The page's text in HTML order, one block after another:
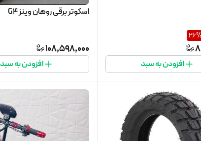
26%
افزودن به سبد
اسکوتر برقی روهان وینز G4
108,598,000
افزودن به سبد